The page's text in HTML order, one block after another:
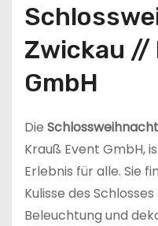
Zwickau //
GmbH
Die
Krauß Event GmbH,
Erlebnis für alle. Sie
Kulisse des
Beleuchtung und